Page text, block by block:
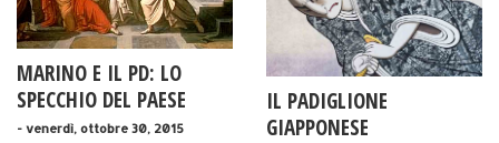
MARINO E IL PD: LO
SPECCHIO DEL PAESE
- venerdì, ottobre 30, 2015
IL PADIGLIONE
GIAPPONESE